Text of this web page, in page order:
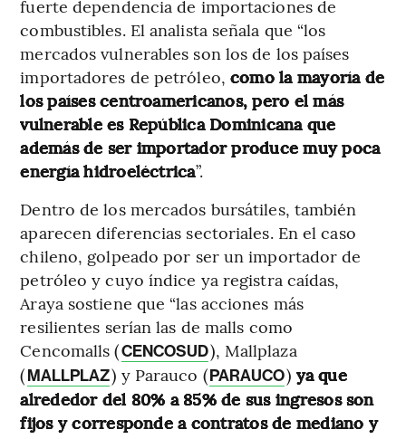
fuerte dependencia de importaciones de
combustibles. El analista señala que “los
mercados vulnerables son los de los países
importadores de petróleo, como la mayoría de
los países centroamericanos, pero el más
vulnerable es República Dominicana que
además de ser importador produce muy poca
energía hidroeléctrica”.
Dentro de los mercados bursátiles, también
aparecen diferencias sectoriales. En el caso
chileno, golpeado por ser un importador de
petróleo y cuyo índice ya registra caídas,
Araya sostiene que “las acciones más
resilientes serían las de malls como
Cencomalls (CENCOSUD), Mallplaza
(MALLPLAZ) y Parauco (PARAUCO) ya que
alrededor del 80% a 85% de sus ingresos son
fijos y corresponde a contratos de mediano y